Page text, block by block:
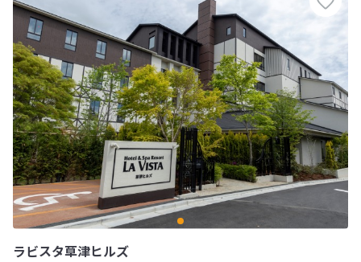
ラビスタ草津ヒルズ